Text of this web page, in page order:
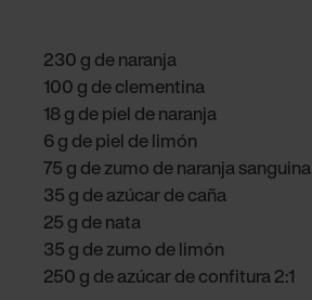
230 g de naranja
100 g de clementina
18 g de piel de naranja
6 g de piel de limón
75 g de zumo de naranja sanguina
35 g de azúcar de caña
25 g de nata
35 g de zumo de limón
250 g de azúcar de confitura 2:1